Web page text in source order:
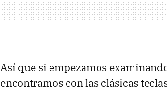
Así que si empezamos
encontramos con las clásicas